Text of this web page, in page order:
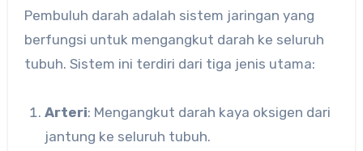
Pembuluh darah adalah sistem jaringan yang
berfungsi untuk mengangkut darah ke seluruh
tubuh. Sistem ini terdiri dari tiga jenis utama:
Arteri: Mengangkut darah kaya oksigen dari
jantung ke seluruh tubuh.